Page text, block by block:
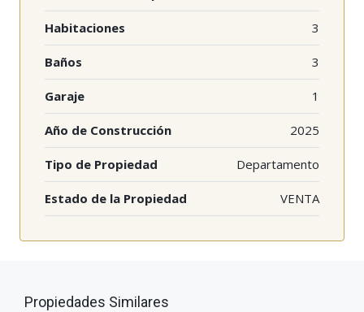
Habitaciones 3
Baños 3
Garaje 1
Año de Construcción 2025
Tipo de Propiedad Departamento
Estado de la Propiedad VENTA
Propiedades Similares